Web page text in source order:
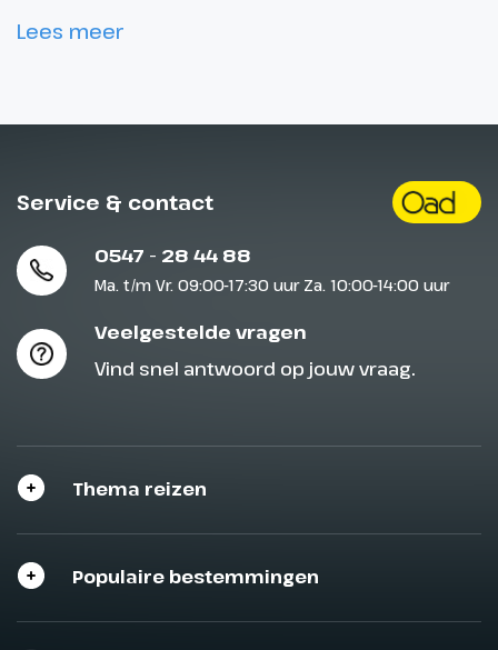
Lees meer
Service & contact
0547 - 28 44 88
Ma. t/m Vr. 09:00-17:30 uur Za. 10:00-14:00 uur
Veelgestelde vragen
Vind snel antwoord op jouw vraag.
Thema reizen
Populaire bestemmingen